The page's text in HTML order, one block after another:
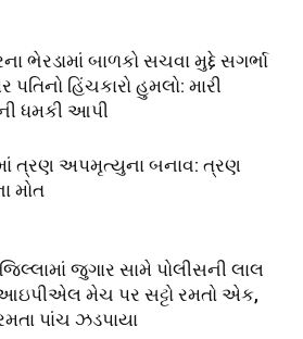
ભેરડામાં બાળકો સચવા મુદ્દે સગર્ભા
પતિનો હિંચકારો હુમલો: મારી
ધમકી આપી
ત્રણ અપમૃત્યુના બનાવ: ત્રણ
મોત
જુગાર સામે પોલીસની લાલ
મેચ પર સટ્ટો રમતો એક,
પાંચ ઝડપાયા